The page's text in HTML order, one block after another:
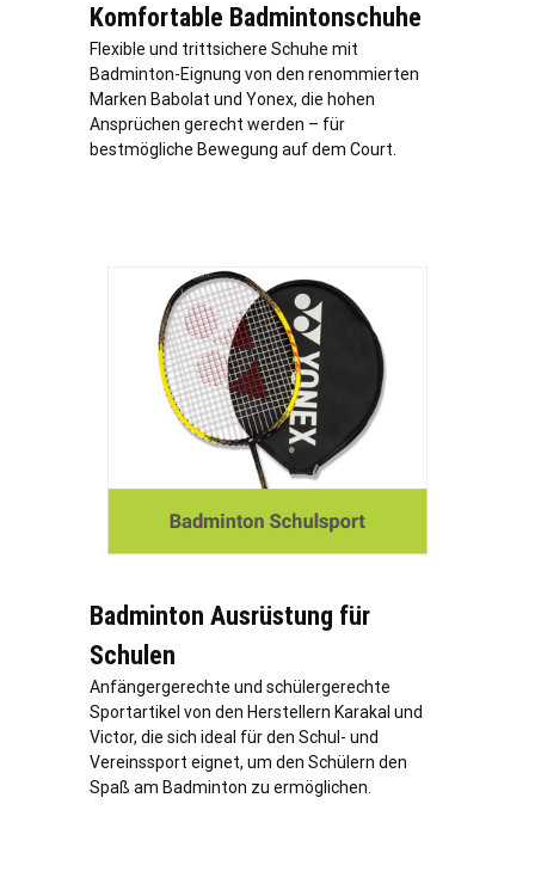
Komfortable Badmintonschuhe
Flexible und trittsichere Schuhe mit
Badminton-Eignung von den renommierten
Marken Babolat und Yonex, die hohen
Ansprüchen gerecht werden – für
bestmögliche Bewegung auf dem Court.
Badminton Ausrüstung für
Schulen
Anfängergerechte und schülergerechte
Sportartikel von den Herstellern Karakal und
Victor, die sich ideal für den Schul- und
Vereinssport eignet, um den Schülern den
Spaß am Badminton zu ermöglichen.